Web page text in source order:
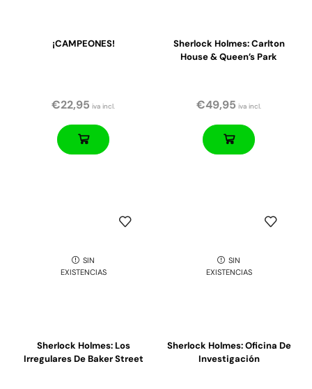
¡CAMPEONES!
€22,95 iva incl.
Sherlock Holmes: Carlton
House & Queen’s Park
€49,95 iva incl.
SIN
EXISTENCIAS
Sherlock Holmes: Los
Irregulares De Baker Street
SIN
EXISTENCIAS
Sherlock Holmes: Oficina De
Investigación